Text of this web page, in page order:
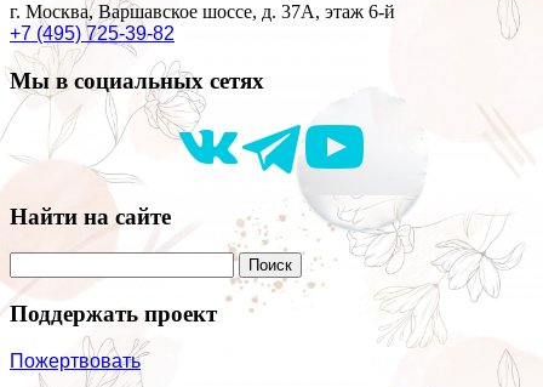
г. Москва, Варшавское шоссе, д. 37А, этаж 6-й
+7 (495) 725-39-82
Мы в социальных сетях
Найти на сайте
Поддержать проект
Пожертвовать